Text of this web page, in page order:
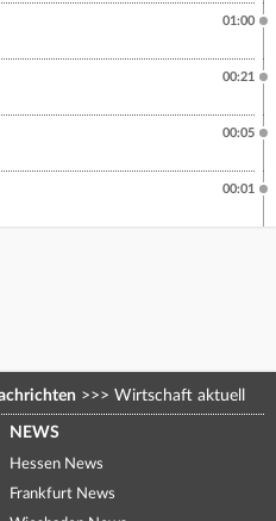
01:00
00:21
00:05
00:01
>>> Wirtschaft aktuell
NEWS
Hessen News
Frankfurt News